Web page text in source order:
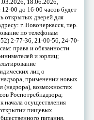
18.06.2026,
00 до 16-00 часов будет
открытых дверей для
г. Новочеркасск, пер.
по телефонам
2-77-36, 21-00-56, 24-70-
права и обязанности
и юрлиц;
лиц о
применении новых
(надзора), возможностях
Роспотребнадзора;
начала осуществления
открытии пищевых
питания,